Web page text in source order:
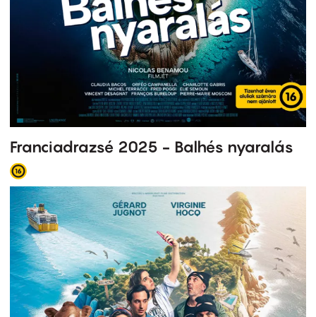
Franciadrazsé 2025 - Balhés nyaralás